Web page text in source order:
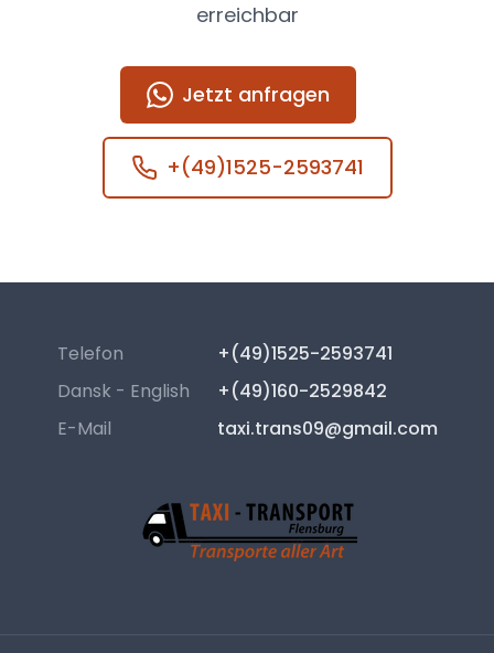
erreichbar
Jetzt anfragen
+(49)1525-2593741
Telefon
+(49)1525-2593741
Dansk - English
+(49)160-2529842
E-Mail
taxi.trans09@gmail.com